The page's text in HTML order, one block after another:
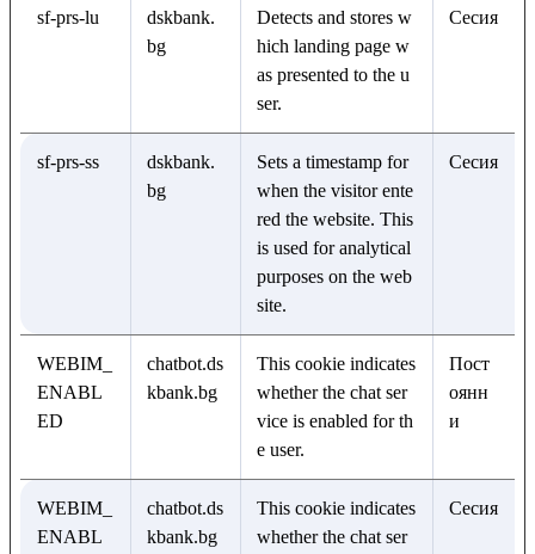
sf-prs-lu
dskbank.
bg
Detects and stores w
hich landing page w
as presented to the u
ser.
Сесия
sf-prs-ss
dskbank.
bg
Sets a timestamp for
when the visitor ente
red the website. This
is used for analytical
purposes on the web
site.
Сесия
WEBIM_
ENABL
ED
chatbot.ds
kbank.bg
This cookie indicates
whether the chat ser
vice is enabled for th
e user.
Пост
оянн
и
WEBIM_
ENABL
chatbot.ds
kbank.bg
This cookie indicates
whether the chat ser
Сесия